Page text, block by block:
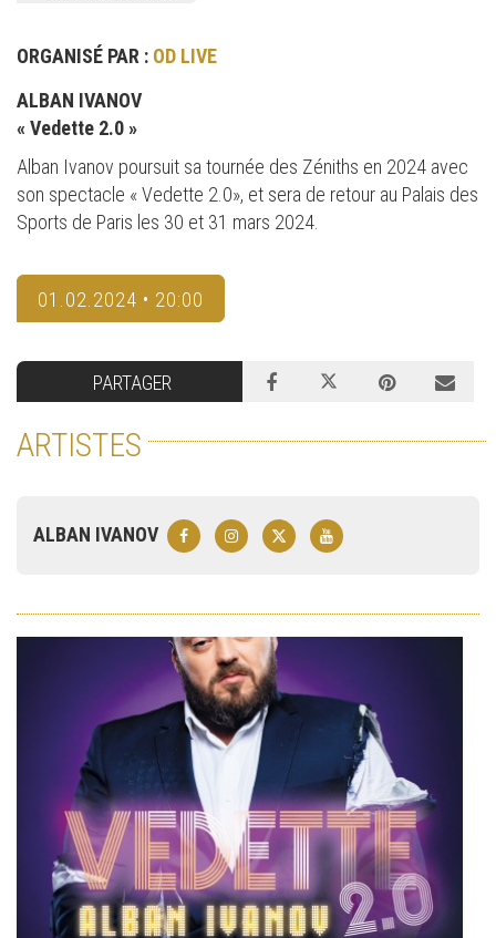
ORGANISÉ PAR : OD LIVE
ALBAN IVANOV
« Vedette 2.0 »
Alban Ivanov poursuit sa tournée des Zéniths en 2024 avec
son spectacle « Vedette 2.0», et sera de retour au Palais des
Sports de Paris les 30 et 31 mars 2024.
01.02.2024 • 20:00
PARTAGER
ARTISTES
ALBAN IVANOV